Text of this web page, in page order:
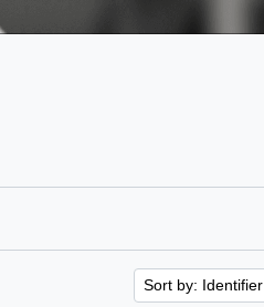
Sort by: Identifier